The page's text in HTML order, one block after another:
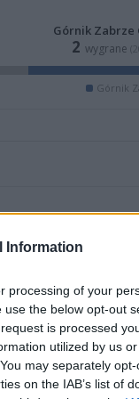
Information
processing of your
the below opt-out
is processed
utilized by us
may separately
on the IAB’s list of
Górnik Zabrze
2 wygrane
Górnik